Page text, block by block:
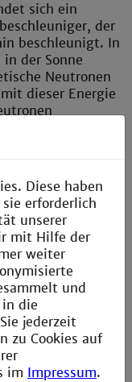
sich ein
der
beschleunigt. In
der Sonne
Neutronen
dieser Energie
die leicht zu
die sich zur
aus der
im
an
durchgeführt
wir
sollen.
Diese haben
erforderlich
unserer
mit Hilfe der
weiter
und
die
jederzeit
zu Cookies auf
im Impressum.